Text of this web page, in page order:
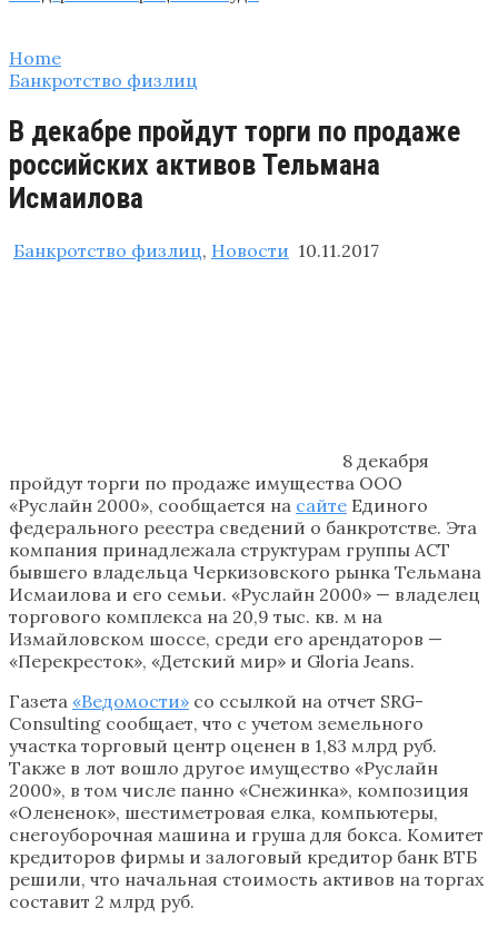
Home
Банкротство физлиц
В декабре пройдут торги по продаже
российских активов Тельмана
Исмаилова
Банкротство физлиц, Новости 10.11.2017
8 декабря
пройдут торги по продаже имущества ООО
«Руслайн 2000», сообщается на сайте Единого
федерального реестра сведений о банкротстве. Эта
компания принадлежала структурам группы АСТ
бывшего владельца Черкизовского рынка Тельмана
Исмаилова и его семьи. «Руслайн 2000» — владелец
торгового комплекса на 20,9 тыс. кв. м на
Измайловском шоссе, среди его арендаторов —
«Перекресток», «Детский мир» и Gloria Jeans.
Газета «Ведомости» со ссылкой на отчет SRG-
Consulting сообщает, что с учетом земельного
участка торговый центр оценен в 1,83 млрд руб.
Также в лот вошло другое имущество «Руслайн
2000», в том числе панно «Снежинка», композиция
«Олененок», шестиметровая елка, компьютеры,
снегоуборочная машина и груша для бокса. Комитет
кредиторов фирмы и залоговый кредитор банк ВТБ
решили, что начальная стоимость активов на торгах
составит 2 млрд руб.